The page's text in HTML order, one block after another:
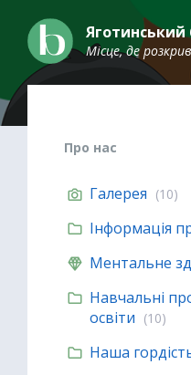
content
main
navigation
footer
Яготинський
Місце, де
Про нас
Галерея (10)
Інформація
Ментальне
Навчальні
освіти (10)
Наша